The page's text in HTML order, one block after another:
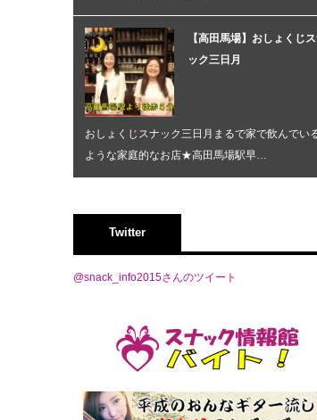
【高田馬場】おしょくじ
ック三日月
おしょくじスナック三日月まるで家で飲んでい
ような家庭的なお店★高田馬場駅早…
Twitter
@snack_info2015さんのツイート